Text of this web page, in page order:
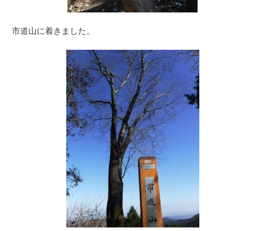
市道山に着きました。